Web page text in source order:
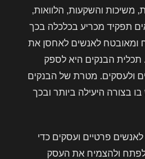
משיכות והשקעות, הלוואות,
תפקיד מכריע בכלכלה בכך
ומאובטח לאנשים לאחסן את
תכלית הבנקים היא לספק
ולעסקים. מטרת של הבנקים
בצורה היעילה ביותר ובכך
פרטיים ועסקים כדי
ולהצמיח את העסק